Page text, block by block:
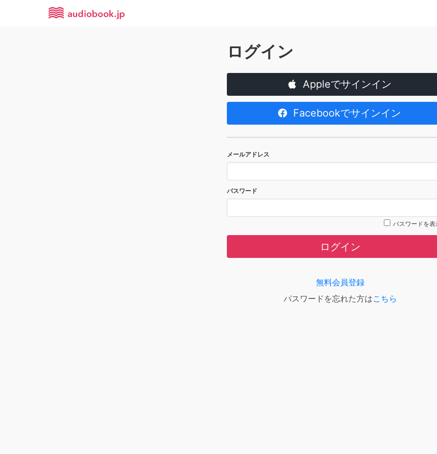
ログイン
Appleでサインイン
Facebookでサインイン
メールアドレス
パスワード
パスワードを表
ログイン
無料会員登録
パスワードを忘れた方はこちら